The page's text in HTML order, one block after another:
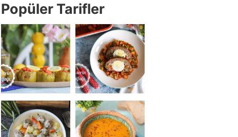
Popüler Tarifler